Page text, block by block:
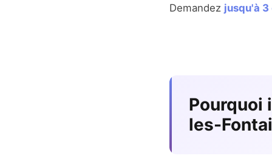
Demandez jusqu'à
Pourquoi
les-